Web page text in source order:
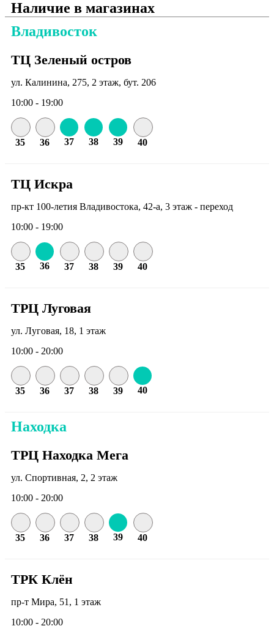
Наличие в магазинах
Владивосток
ТЦ Зеленый остров
ул. Калинина, 275, 2 этаж, бут. 206
10:00 - 19:00
35 36 37 38 39 40
ТЦ Искра
пр-кт 100-летия Владивостока, 42-а, 3 этаж - переход
10:00 - 19:00
35 36 37 38 39 40
ТРЦ Луговая
ул. Луговая, 18, 1 этаж
10:00 - 20:00
35 36 37 38 39 40
Находка
ТРЦ Находка Мега
ул. Спортивная, 2, 2 этаж
10:00 - 20:00
35 36 37 38 39 40
ТРК Клён
пр-т Мира, 51, 1 этаж
10:00 - 20:00